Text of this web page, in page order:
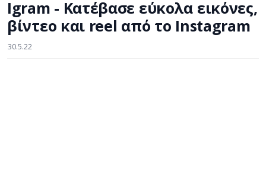
Igram - Κατέβασε εύκολα εικόνες,
βίντεο και reel από το Instagram
30.5.22